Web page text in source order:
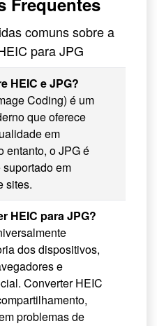
comuns sobre a
para JPG
HEIC e JPG?
Coding) é um
que oferece
em
entanto, o JPG é
em
sites.
HEIC para JPG?
dos dispositivos,
e
Converter HEIC
problemas de